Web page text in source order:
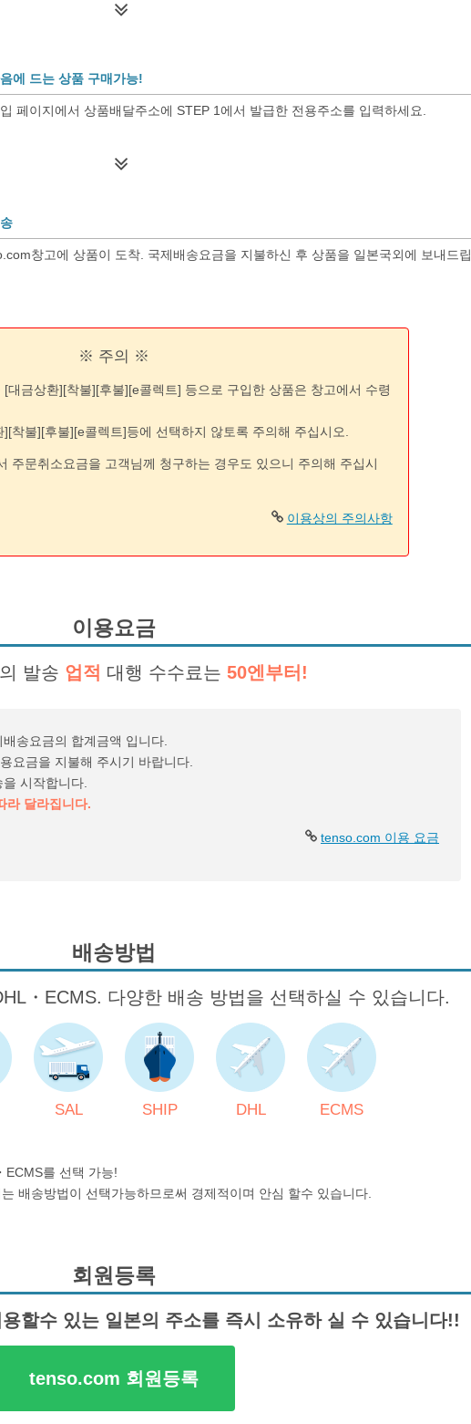
에 드는 상품 구매가능!
페이지에서 상품배달주소에 STEP 1에서 발급한 전용주소를 입력하세요.
창고에 상품이 도착. 국제배송요금을 지불하신 후 상품을 일본국외에 보내드립
※ 주의 ※
대금상환][착불][후불][e콜렉트] 등으로 구입한 상품은 창고에서 수령
착불][후불][e콜렉트]등에 선택하지 않토록 주의해 주십시오.
주문취소요금을 고객님께 청구하는 경우도 있으니 주의해 주십시
이용상의 주의사항
이용요금
발송 업적 대행 수수료는 50엔부터!
송요금의 합계금액 입니다.
요금을 지불해 주시기 바랍니다.
시작합니다.
라 달라집니다.
tenso.com 이용 요금
배송방법
・ECMS. 다양한 배송 방법을 선택하실 수 있습니다.
SAL SHIP DHL ECMS
ECMS를 선택 가능!
배송방법이 선택가능하므로써 경제적이며 안심 할수 있습니다.
회원등록
할수 있는 일본의 주소를 즉시 소유하 실 수 있습니다!!
tenso.com 회원등록